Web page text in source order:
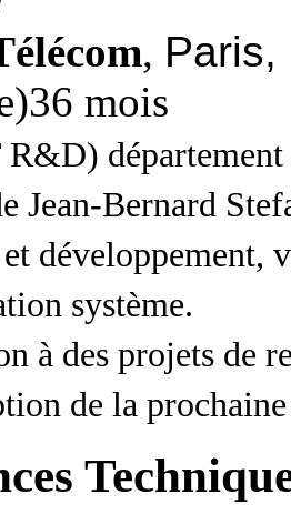
, Paris,
mois
Jean-Bernard
développement,
système.
à des projets de
de la